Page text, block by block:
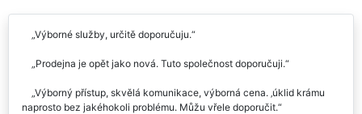
Výborné služby, určitě doporučuju.
Prodejna je opět jako nová. Tuto společnost doporučuji.
Výborný přístup, skvělá komunikace, výborná cena. ‚úklid krámu
naprosto bez jakéhokoli problému. Můžu vřele doporučit.